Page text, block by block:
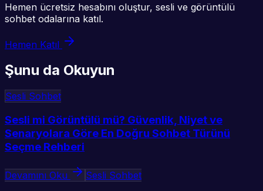
Hemen ücretsiz hesabını oluştur, sesli ve görüntülü
sohbet odalarına katıl.
Hemen Katıl
Şunu da Okuyun
Sesli Sohbet
Sesli mi Görüntülü mü? Güvenlik, Niyet ve
Senaryolara Göre En Doğru Sohbet Türünü
Seçme Rehberi
Devamını Oku Sesli Sohbet